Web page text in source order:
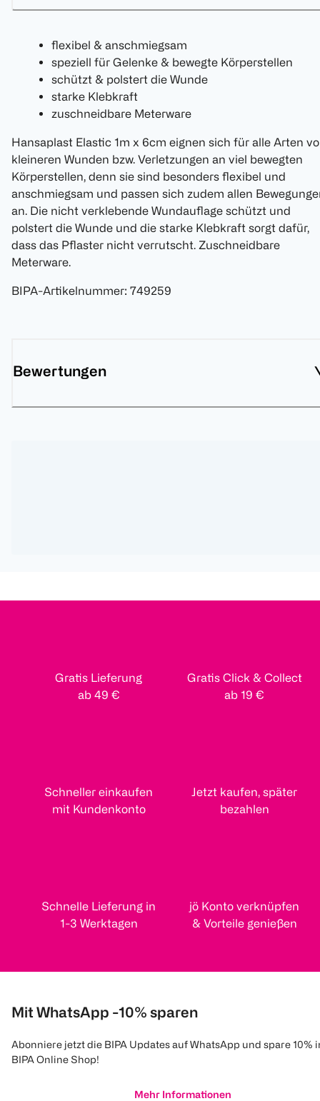
flexibel & anschmiegsam
speziell für Gelenke & bewegte Körperstellen
schützt & polstert die Wunde
starke Klebkraft
zuschneidbare Meterware
Hansaplast Elastic 1m x 6cm eignen sich für alle Arten
kleineren Wunden bzw. Verletzungen an viel bewegten
Körperstellen, denn sie sind besonders flexibel und
anschmiegsam und passen sich zudem allen
an. Die nicht verklebende Wundauflage schützt und
polstert die Wunde und die starke Klebkraft sorgt dafür,
dass das Pflaster nicht verrutscht. Zuschneidbare
Meterware.
BIPA-Artikelnummer: 749259
Bewertungen
Gratis Lieferung
ab 49 €
Gratis Click & Collect
ab 19 €
Schneller einkaufen
mit Kundenkonto
Jetzt kaufen, später
bezahlen
Schnelle Lieferung in
1-3 Werktagen
jö Konto verknüpfen
& Vorteile genießen
Mit WhatsApp -10% sparen
Abonniere jetzt die BIPA Updates auf WhatsApp und spare 10%
BIPA Online Shop!
Mehr Informationen